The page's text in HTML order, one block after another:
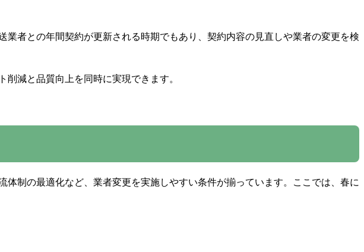
者との年間契約が更新される時期でもあり、契約内容の見直しや業者の変更を検
減と品質向上を同時に実現できます。
制の最適化など、業者変更を実施しやすい条件が揃っています。ここでは、春に